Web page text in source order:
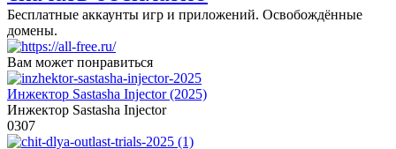
Бесплатные аккаунты игр и приложений. Освобождённые
домены.
Вам может понравиться
Инжектор Sastasha Injector (2025)
Инжектор Sastasha Injector
0307